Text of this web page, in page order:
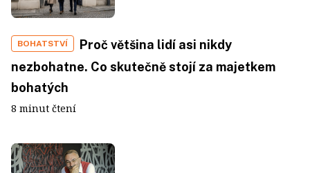
BOHATSTVÍ
Proč většina lidí asi nikdy
nezbohatne. Co skutečně stojí za majetkem
bohatých
8 minut čtení